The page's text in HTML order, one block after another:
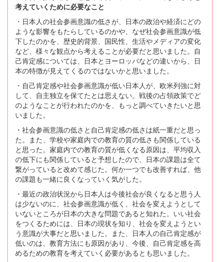
考えていくために必要なこと
・日本人の社会参画意識の低さが、日本の政治や経済にどの
ような影響をもたらしているのかや、なぜ社会参画意識が低
下したのかを、歴史的背景、国民性、生活やメディアの変化
など、様々な観点から考えることが必要だと思いました。自
己肯定感については、日本とヨーロッパなどの違いから、日
本の特徴が見えてくるのではないかと思いました。
・自己肯定感や社会参画意識が低い日本人が、欧米列強に対
して、自主独立を保てたとは思えない。戦後の占領政策でど
のようなことが行われたのかを、もっと調べていきたいと思
いました。
・社会参画意識の低さと自己肯定感の低さは紙一重だと思っ
た。また、学校や家庭内での教育の質の低さも関係している
と思った。家庭内での教育の質が低くなる原因は、平均収入
の低下にも関係していると予想したので、日本の課題は全て
繋がっていると改めて感じた。何か一つでも改善すれば、他
の課題も一緒に良くなっていく気がした。
・最近の政治状況から日本人は今後社会が良くなると思う人
は少ないのに、社会参画意識が低く、社会を変えようとして
いないところが日本の大きな問題であると知れた。いい社会
をつくるためには、日本の現状を知り、社会を変えようとい
う意識が大事だと思いました。また、日本人の自己肯定感が
低いのは、教育方法にも原因があり、今後、自己肯定感を高
めるための教育を考えていく必要があるとも思いました。